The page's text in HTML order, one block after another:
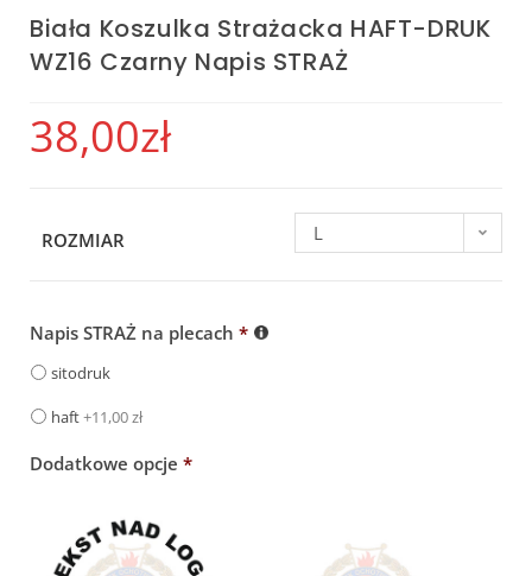
Biała Koszulka Strażacka HAFT-DRUK
WZ16 Czarny Napis STRAŻ
38,00zł
ROZMIAR L
Napis STRAŻ na plecach *
sitodruk
haft+11,00 zł
Dodatkowe opcje *